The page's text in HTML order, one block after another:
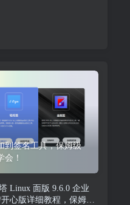
到签名工具，保姆级
会！
Linux 面版 9.6.0 企业
心版详细教程，保姆级